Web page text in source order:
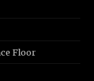
Floor